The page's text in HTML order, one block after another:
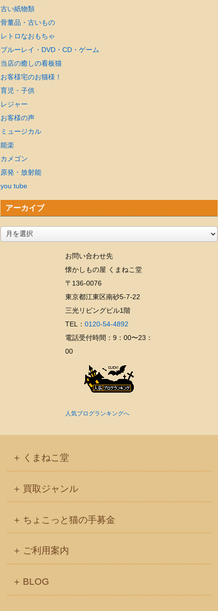
古い紙物類
骨董品・古いもの
レトロなおもちゃ
ブルーレイ・DVD・CD・ゲーム
当店の癒しの看板猫
お客様宅のお猫様！
育児・子供
レジャー
お客様の声
ミュージカル
能楽
カメゴン
原発・放射能
you tube
アーカイブ
お問い合わせ先
懐かしもの屋 くまねこ堂
〒136-0076
東京都江東区南砂5-7-22
三光リビングビル1階
TEL： 0120-54-4892
電話受付時間：9：00〜23：
00
人気ブログランキングへ
くまねこ堂
買取ジャンル
ちょこっと猫の手募金
ご利用案内
BLOG